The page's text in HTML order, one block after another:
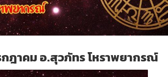
ฎาคม อ.สุวภัทร โหราพยากรณ์